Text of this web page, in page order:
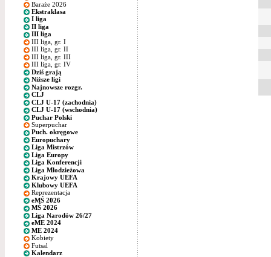
Baraże 2026
Ekstraklasa
I liga
II liga
III liga
III liga, gr. I
III liga, gr. II
III liga, gr. III
III liga, gr. IV
Dziś grają
Niższe ligi
Najnowsze rozgr.
CLJ
CLJ U-17 (zachodnia)
CLJ U-17 (wschodnia)
Puchar Polski
Superpuchar
Puch. okręgowe
Europuchary
Liga Mistrzów
Liga Europy
Liga Konferencji
Liga Młodzieżowa
Krajowy UEFA
Klubowy UEFA
Reprezentacja
eMŚ 2026
MŚ 2026
Liga Narodów 26/27
eME 2024
ME 2024
Kobiety
Futsal
Kalendarz